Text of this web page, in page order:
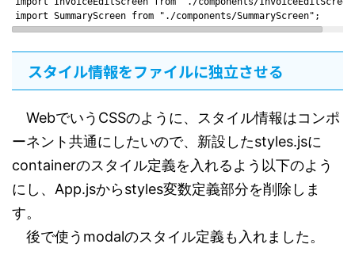
import SummaryScreen from "./components/SummaryScreen";
スタイル情報をファイルに独立させる
WebでいうCSSのように、スタイル情報はコンポ
ーネント共通にしたいので、新設したstyles.jsに
containerのスタイル定義を入れるよう以下のよう
にし、App.jsからstyles変数定義部分を削除しま
す。
後で使うmodalのスタイル定義も入れました。